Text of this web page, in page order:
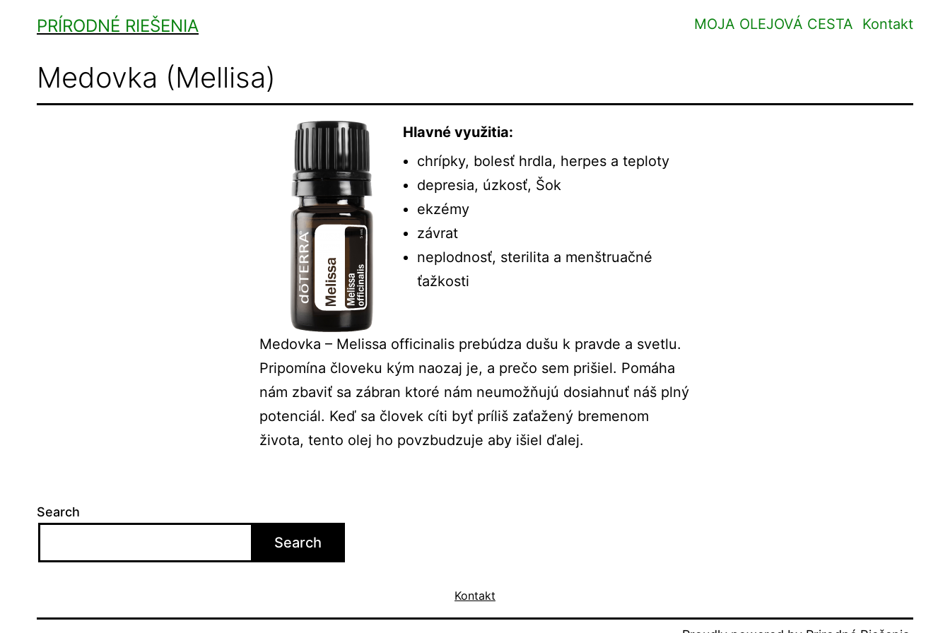
PRÍRODNÉ RIEŠENIA MOJA OLEJOVÁ CESTA Kontakt
Medovka (Mellisa)
Hlavné využitia:
chrípky, bolesť hrdla, herpes a teploty
depresia, úzkosť, Šok
ekzémy
závrat
neplodnosť, sterilita a menštruačné
ťažkosti
Medovka – Melissa officinalis prebúdza dušu k pravde a svetlu.
Pripomína človeku kým naozaj je, a prečo sem prišiel. Pomáha
nám zbaviť sa zábran ktoré nám neumožňujú dosiahnuť náš plný
potenciál. Keď sa človek cíti byť príliš zaťažený bremenom
života, tento olej ho povzbudzuje aby išiel ďalej.
Search
Search
Kontakt